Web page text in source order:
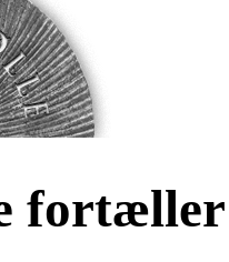
fortæller